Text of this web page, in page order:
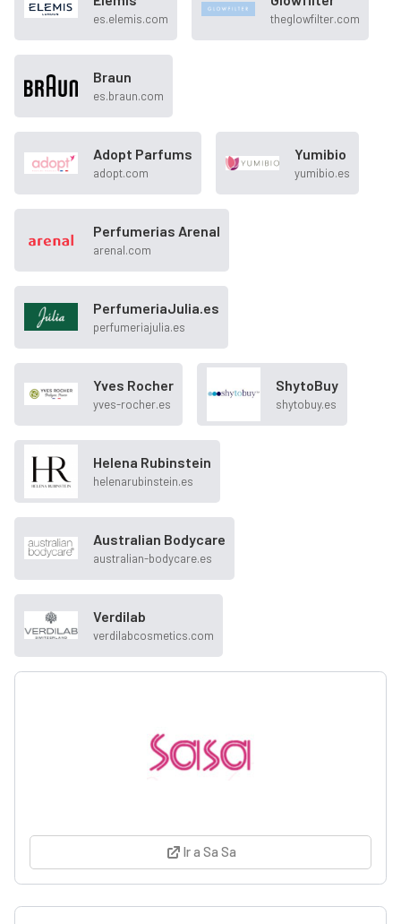
es.elemis.com theglowfilter.com
Braun
es.braun.com
Adopt Parfums
adopt.com
Yumibio
yumibio.es
Perfumerias Arenal
arenal.com
PerfumeriaJulia.es
perfumeriajulia.es
Yves Rocher
yves-rocher.es
ShytoBuy
shytobuy.es
Helena Rubinstein
helenarubinstein.es
Australian Bodycare
australian-bodycare.es
Verdilab
verdilabcosmetics.com
Ir a Sa Sa